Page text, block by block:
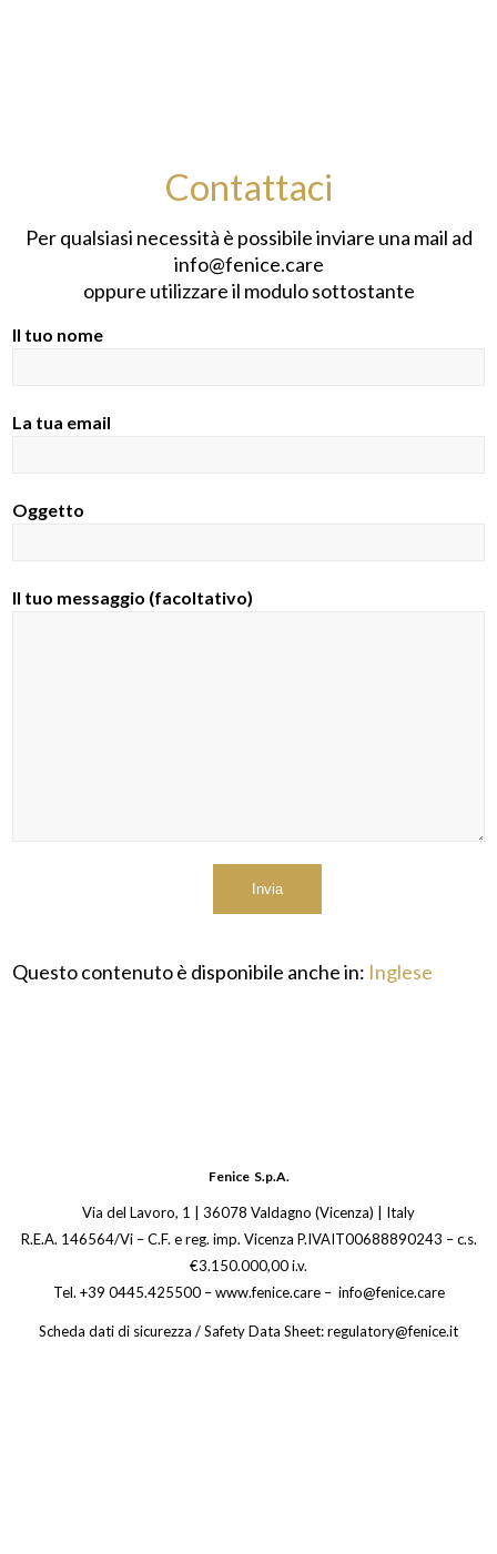
Contattaci
Per qualsiasi necessità è possibile inviare una mail ad
info@fenice.care
oppure utilizzare il modulo sottostante
Il tuo nome
La tua email
Oggetto
Il tuo messaggio (facoltativo)
Questo contenuto è disponibile anche in: Inglese
Fenice S.p.A.
Via del Lavoro, 1 | 36078 Valdagno (Vicenza) | Italy
R.E.A. 146564/Vi – C.F. e reg. imp. Vicenza P.IVAIT00688890243 – c.s.
€3.150.000,00 i.v.
Tel. +39 0445.425500 – www.fenice.care – info@fenice.care
Scheda dati di sicurezza / Safety Data Sheet: regulatory@fenice.it